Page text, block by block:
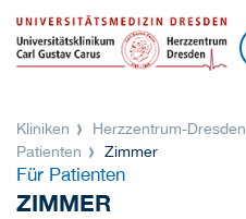
Kliniken Herzzentrum-Dresden
Patienten
Zimmer
Für Patienten
ZIMMER